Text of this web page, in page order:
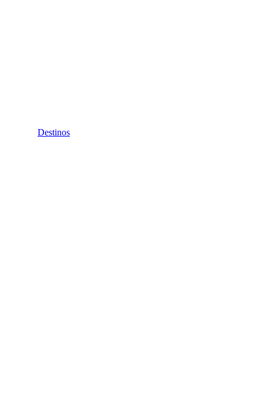
Destinos